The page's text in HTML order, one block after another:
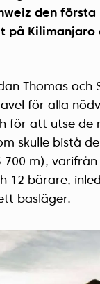
den
på
Thomas
för alla
för att utse de
skulle bistå
700 m), varifrån
12 bärare,
basläger.